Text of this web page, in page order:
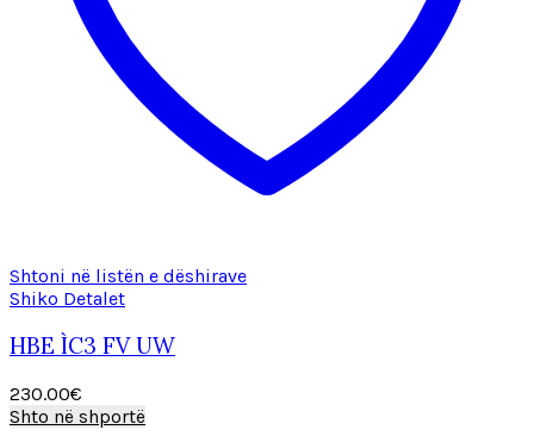
Shtoni në listën e dëshirave
Shiko Detalet
HBE ÌC3 FV UW
230.00€
Shto në shportë